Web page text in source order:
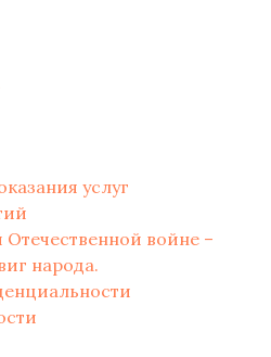
услуг
войне –
народа.